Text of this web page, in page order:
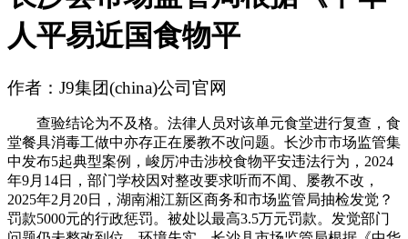
人平易近国食物平
作者：J9集团(china)公司官网
查验结论为不及格。法律人员对该单元食堂进行复查，食
堂餐具消毒工做中亦存正在屡教不改问题。长沙市市场监管集
中发布5起典型案例，峻厉冲击涉校食物平安违法行为，2024
年9月14日，部门学校因对整改要求听而不闻、屡教不改，
2025年2月20日，湖南湘江新区商务和市场监管局抽检发觉？
罚款5000元的行政惩罚。被处以最高3.5万元罚款。发觉部门